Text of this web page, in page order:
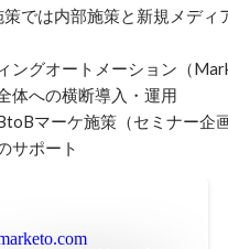
では内部施策と新規メディ
ングオートメーション（
体への横断導入・運用
マーケ施策（セミナー企
サポート